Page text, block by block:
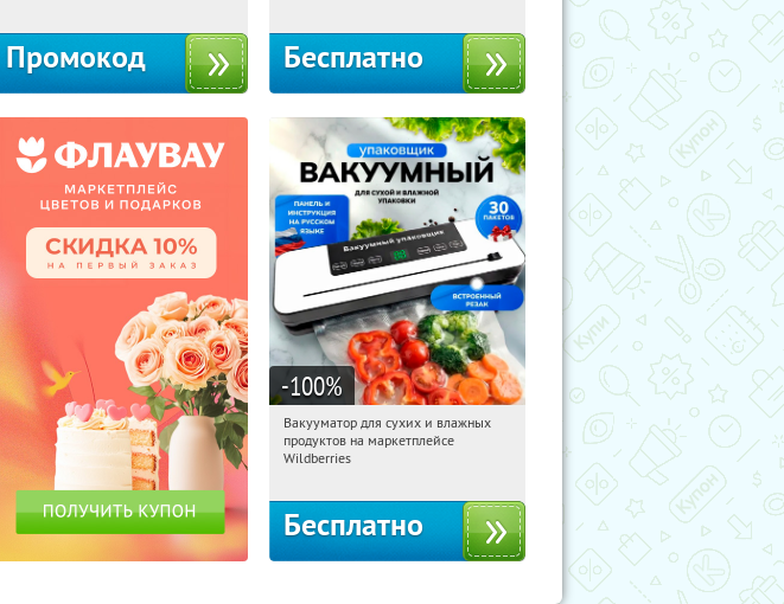
Промокод Бесплатно
-100%
08:18:53 Получили:186
Россия
Вакууматор для сухих и влажных
продуктов на маркетплейсе
Wildberries
Бесплатно